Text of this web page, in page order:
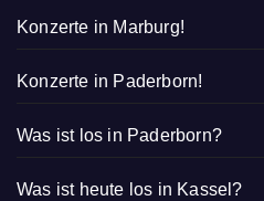
Konzerte in Marburg!
Konzerte in Paderborn!
Was ist los in Paderborn?
Was ist heute los in Kassel?